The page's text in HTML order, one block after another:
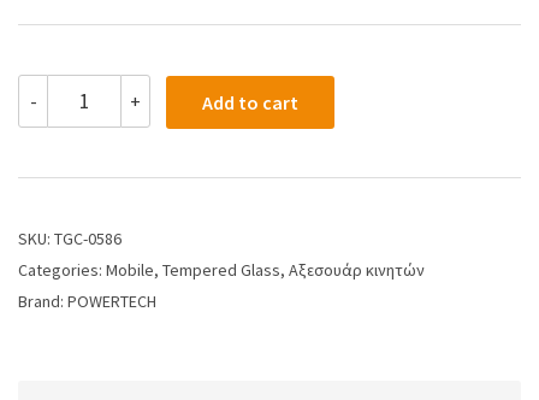
- + Add to cart
SKU: TGC-0586
Categories: Mobile, Tempered Glass, Αξεσουάρ κινητών
Brand: POWERTECH